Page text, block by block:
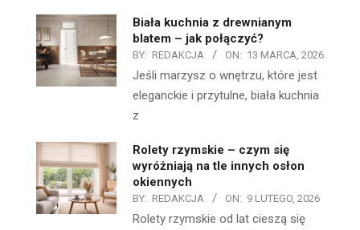
Biała kuchnia z drewnianym
blatem – jak połączyć?
BY: REDAKCJA ON: 13 MARCA, 2026
Jeśli marzysz o wnętrzu, które jest
eleganckie i przytulne, biała kuchnia
z
Rolety rzymskie – czym się
wyróżniają na tle innych osłon
okiennych
BY: REDAKCJA ON: 9 LUTEGO, 2026
Rolety rzymskie od lat cieszą się